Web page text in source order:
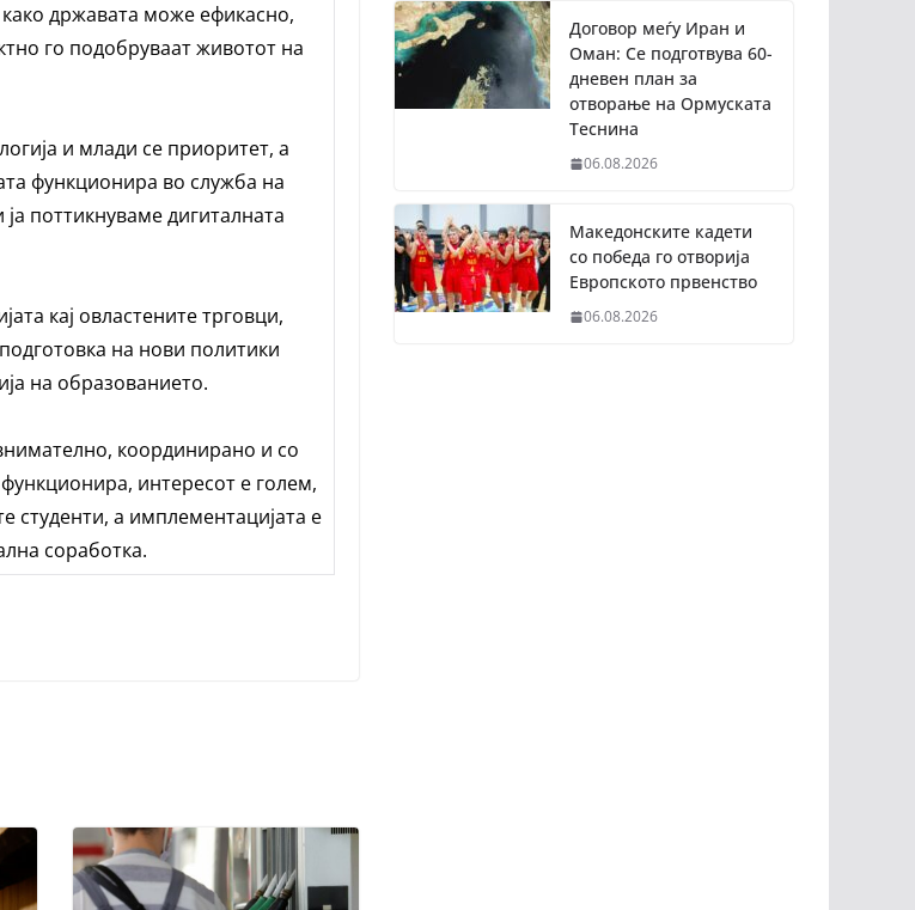
државата може ефикасно,
го подобруваат животот на
и млади се приоритет, а
функционира во служба на
поттикнуваме дигиталната
кај овластените трговци,
на нови политики
на образованието.
координирано и со
интересот е голем,
студенти, а имплементацијата е
соработка.
Договор меѓу Иран и
Оман: Се подготвува 60-
дневен план за
отворање на Ормуската
Теснина
06.08.2026
Македонските кадети
со победа го отворија
Европското првенство
06.08.2026